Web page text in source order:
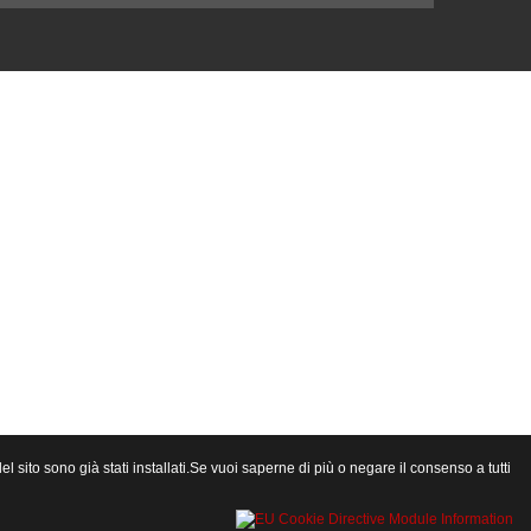
sito sono già stati installati.Se vuoi saperne di più o negare il consenso a tutti